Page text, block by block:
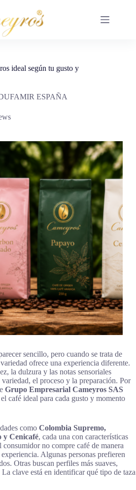
ideal según tu gusto y
ESPAÑA
sencillo, pero cuando se trata de
ofrece una experiencia diferente.
la dulzura y las notas sensoriales
el proceso y la preparación. Por
Grupo Empresarial Cameyros SAS
café ideal para cada gusto y momento
como Colombia Supremo,
y Cenicafé, cada una con características
no compre café de manera
Algunas personas prefieren
Otras buscan perfiles más suaves,
clave está en identificar qué tipo de taza